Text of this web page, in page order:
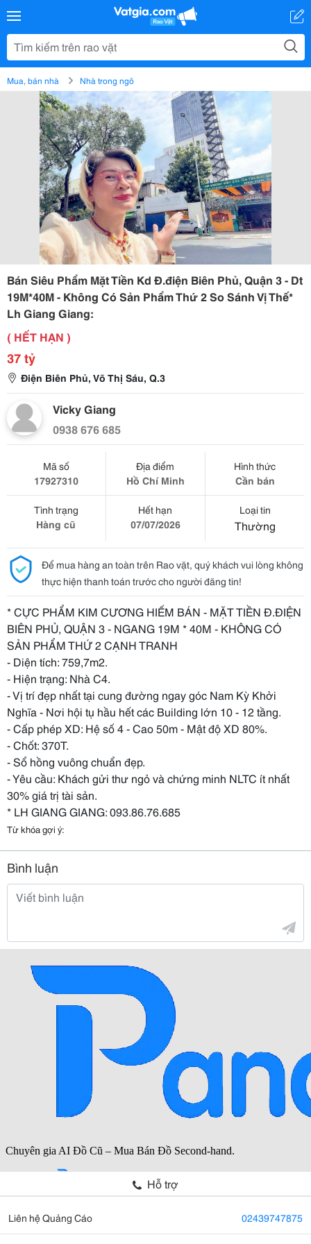
Mua, bán nhà Nhà trong ngõ
Bán Siêu Phẩm Mặt Tiền Kd Đ.điện Biên Phủ, Quận 3 - Dt
19M*40M - Không Có Sản Phẩm Thứ 2 So Sánh Vị Thế*
Lh Giang Giang:
( HẾT HẠN )
37 tỷ
Điện Biên Phủ, Võ Thị Sáu, Q.3
Vicky Giang
0938 676 685
Mã số
17927310
Địa điểm
Hồ Chí Minh
Hình thức
Cần bán
Tình trạng
Hàng cũ
Hết hạn
07/07/2026
Loại tin
Thường
Để mua hàng an toàn trên Rao vặt, quý khách vui lòng không
thực hiện thanh toán trước cho người đăng tin!
* CỰC PHẨM KIM CƯƠNG HIẾM BÁN - MẶT TIỀN Đ.ĐIỆN
BIÊN PHỦ, QUẬN 3 - NGANG 19M * 40M - KHÔNG CÓ
SẢN PHẨM THỨ 2 CẠNH TRANH
- Diện tích: 759,7m2.
- Hiện trạng: Nhà C4.
- Vị trí đẹp nhất tại cung đường ngay góc Nam Kỳ Khởi
Nghĩa - Nơi hội tụ hầu hết các Building lớn 10 - 12 tầng.
- Cấp phép XD: Hệ số 4 - Cao 50m - Mật độ XD 80%.
- Chốt: 370T.
- Sổ hồng vuông chuẩn đẹp.
- Yêu cầu: Khách gửi thư ngỏ và chứng minh NLTC ít nhất
30% giá trị tài sản.
* LH GIANG GIANG: 093.86.76.685
Từ khóa gợi ý:
Bình luận
Hỗ trợ
Liên hệ Quảng Cáo 02439747875